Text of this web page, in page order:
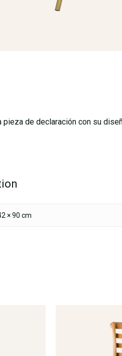
pieza de declaración con su
× 90 cm